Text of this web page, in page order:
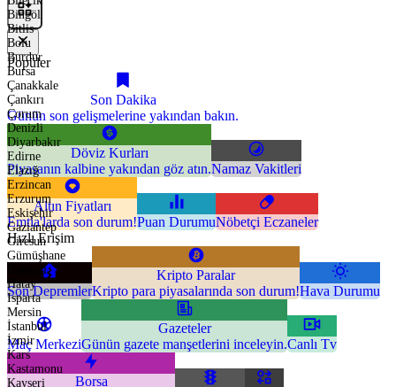
Bingöl
Bitlis
Bolu
Burdur
Bursa
Çanakkale
Çankırı
Çorum
Denizli
Diyarbakır
Edirne
Elazığ
Erzincan
Erzurum
Eskişehir
Gaziantep
Giresun
Gümüşhane
Hakkari
Hatay
Isparta
Mersin
İstanbul
İzmir
Kars
Kastamonu
Kayseri
Popüler
Son Dakika
Günün son gelişmelerine yakından bakın.
Döviz Kurları
Piyasanın kalbine yakından göz atın.Namaz Vakitleri
Altın Fiyatları
Emtia'larda son durum!Puan DurumuNöbetçi Eczaneler
Hızlı Erişim
Son Depremler
Kripto Paralar
Kripto para piyasalarında son durum!Hava Durumu
Maç Merkezi
Gazeteler
Günün gazete manşetlerini inceleyin.Canlı Tv
Borsa